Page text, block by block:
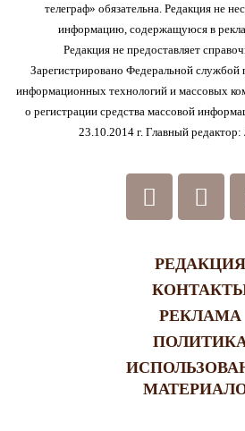
телеграф» обязательна. Редакция не
информацию, содержащуюся в
Редакция не предоставляет
Зарегистрировано Федеральной службой
информационных технологий и массовых
о регистрации средства массовой
23.10.2014 г. Главный
РЕДАКЦИЯ
РЕКЛАМА